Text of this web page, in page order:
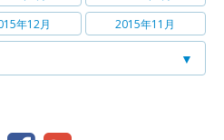
年12月 2015年11月